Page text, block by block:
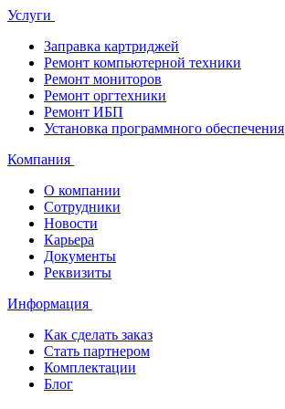
Услуги
Заправка картриджей
Ремонт компьютерной техники
Ремонт мониторов
Ремонт оргтехники
Ремонт ИБП
Установка программного обеспечения
Компания
О компании
Сотрудники
Новости
Карьера
Документы
Реквизиты
Информация
Как сделать заказ
Стать партнером
Комплектации
Блог